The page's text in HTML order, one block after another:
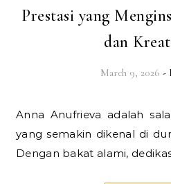
Prestasi yang
dan
March 9, 2026 -
Anna Anufrieva adalah salah satu sosok inspiratif
yang semakin dikenal di
Dengan bakat alami,